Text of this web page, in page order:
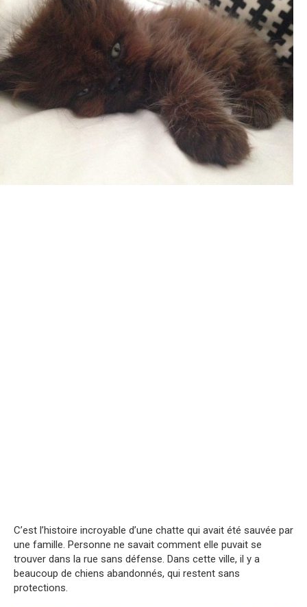
C’est l’histoire incroyable d’une chatte qui avait été sauvée par
une famille. Personne ne savait comment elle puvait se
trouver dans la rue sans défense. Dans cette ville, il y a
beaucoup de chiens abandonnés, qui restent sans
protections.